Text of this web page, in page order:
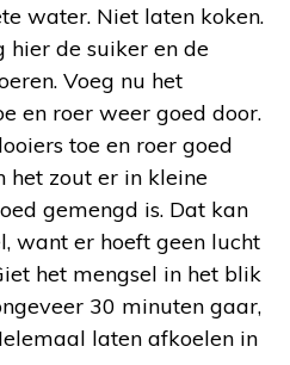
water. Niet laten koken.
hier de suiker en de
Voeg nu het
en roer weer goed door.
toe en roer goed
het zout er in kleine
gemengd is. Dat kan
want er hoeft geen lucht
het mengsel in het blik
30 minuten gaar,
laten afkoelen in